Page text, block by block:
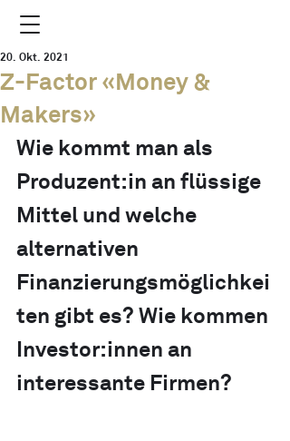
Z-Factor «Money &
Makers»
20. Okt. 2021
Wie kommt man als
Produzent:in an flüssige
Mittel und welche
alternativen
Finanzierungsmöglichkei
ten gibt es? Wie kommen
Investor:innen an
interessante Firmen?